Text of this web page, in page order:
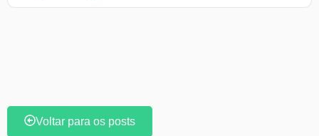
Voltar para os posts